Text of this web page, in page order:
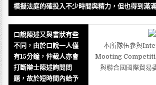
模擬法庭的確投入不少時間與精力，但也得到滿
口說陳述又與書狀有些
不同，由於口說一人僅
有15分鐘，仲裁人亦會
打斷辯士陳述詢問問
題，故於短時間內給予
本所隊伍參與
Mooting
與聯合國國際貿易